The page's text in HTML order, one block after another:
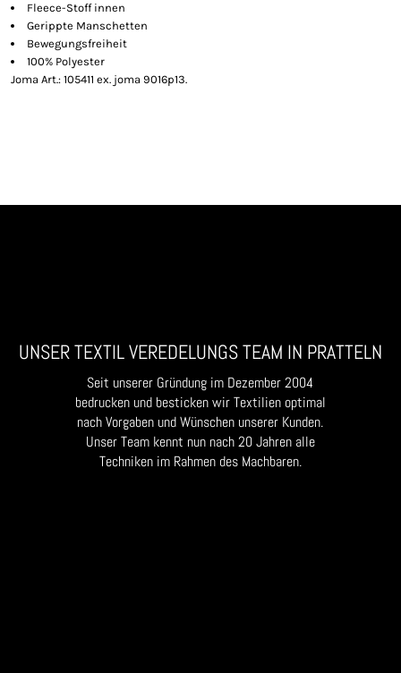
Fleece-Stoff innen
Gerippte Manschetten
Bewegungsfreiheit
100% Polyester
Joma Art.: 105411 ex. joma 9016p13.
UNSER TEXTIL VEREDELUNGS TEAM IN PRATTELN
Seit unserer Gründung im Dezember 2004
bedrucken und besticken wir Textilien optimal
nach Vorgaben und Wünschen unserer Kunden.
Unser Team kennt nun nach 20 Jahren alle
Techniken im Rahmen des Machbaren.